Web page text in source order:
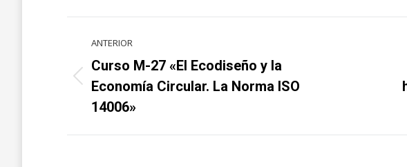
entre
proyectos
ANTERIOR
Proyecto
anterior
Curso M-27 «El Ecodiseño y la
Economía Circular. La Norma ISO
14006»